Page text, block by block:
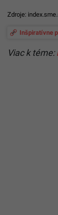
Zdroje:
Inšpiratívne
Viac k téme: